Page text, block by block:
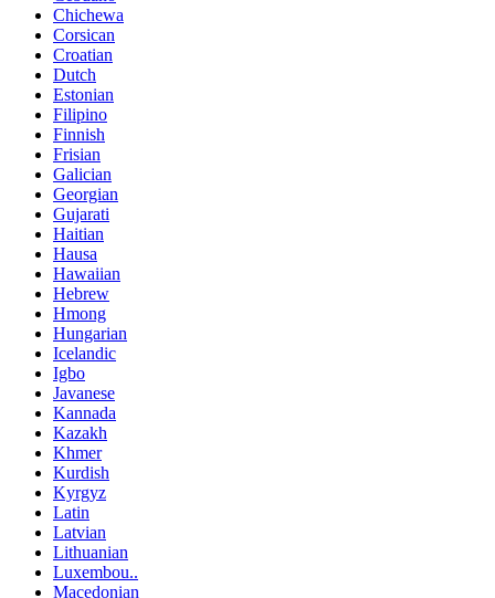
Chichewa
Corsican
Croatian
Dutch
Estonian
Filipino
Finnish
Frisian
Galician
Georgian
Gujarati
Haitian
Hausa
Hawaiian
Hebrew
Hmong
Hungarian
Icelandic
Igbo
Javanese
Kannada
Kazakh
Khmer
Kurdish
Kyrgyz
Latin
Latvian
Lithuanian
Luxembou..
Macedonian